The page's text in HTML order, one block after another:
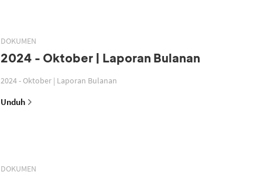
DOKUMEN
2024 - Oktober | Laporan Bulanan
2024 - Oktober | Laporan Bulanan
Unduh
DOKUMEN